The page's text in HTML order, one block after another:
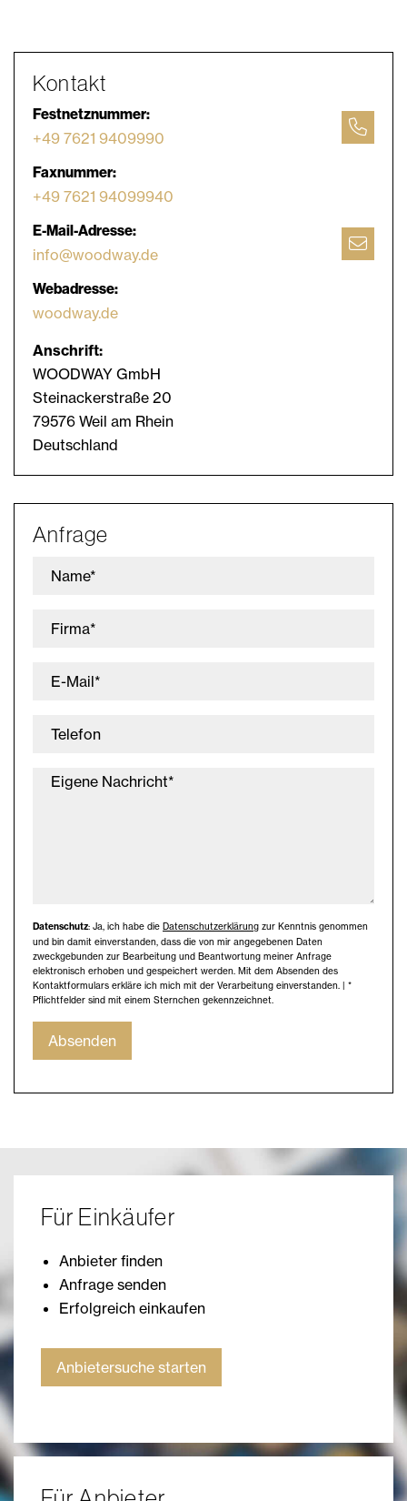
Kontakt
Festnetznummer:
+49 7621 9409990
Faxnummer:
+49 7621 94099940
E-Mail-Adresse:
info@woodway.de
Webadresse:
woodway.de
Anschrift:
WOODWAY GmbH
Steinackerstraße 20
79576 Weil am Rhein
Deutschland
Anfrage
Name*
Firma*
E-Mail*
Telefon
Eigene Nachricht*
Datenschutz: Ja, ich habe die Datenschutzerklärung zur Kenntnis genommen
und bin damit einverstanden, dass die von mir angegebenen Daten
zweckgebunden zur Bearbeitung und Beantwortung meiner Anfrage
elektronisch erhoben und gespeichert werden. Mit dem Absenden des
Kontaktformulars erkläre ich mich mit der Verarbeitung einverstanden. | *
Pflichtfelder sind mit einem Sternchen gekennzeichnet.
Absenden
Für Einkäufer
Anbieter finden
Anfrage senden
Erfolgreich einkaufen
Anbietersuche starten